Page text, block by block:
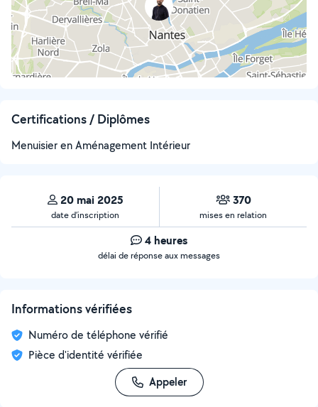
Certifications / Diplômes
Menuisier en Aménagement Intérieur
20 mai 2025
date d’inscription
370
mises en relation
4 heures
délai de réponse aux messages
Informations vérifiées
Numéro de téléphone vérifié
Pièce d'identité vérifiée
Appeler